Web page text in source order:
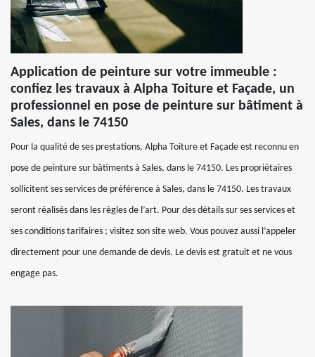
Application de peinture sur votre immeuble :
confiez les travaux à Alpha Toiture et Façade, un
professionnel en pose de peinture sur bâtiment à
Sales, dans le 74150
Pour la qualité de ses prestations, Alpha Toiture et Façade est reconnu en
pose de peinture sur bâtiments à Sales, dans le 74150. Les propriétaires
sollicitent ses services de préférence à Sales, dans le 74150. Les travaux
seront réalisés dans les règles de l’art. Pour des détails sur ses services et
ses conditions tarifaires ; visitez son site web. Vous pouvez aussi l’appeler
directement pour une demande de devis. Le devis est gratuit et ne vous
engage pas.